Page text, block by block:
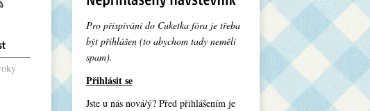
Pro přispívání do Cuketka fóra je třeba
být přihlášen (to abychom tady neměli
spam).
Přihlásit se
Jste u nás nová/ý? Před přihlášením je